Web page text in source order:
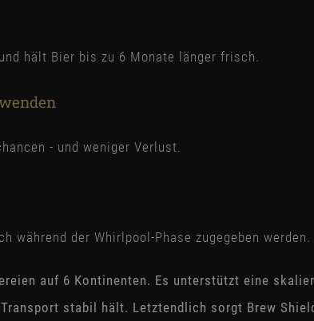
hält Bier bis zu 6 Monate länger frisch.
- und weniger Verlust.
während der Whirlpool-Phase zugegeben werden.
auf 6 Kontinenten. Es unterstützt eine
stabil hält. Letztendlich sorgt Brew